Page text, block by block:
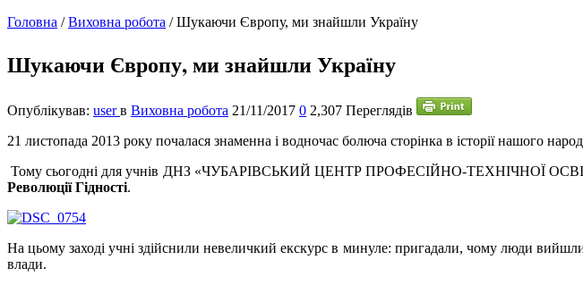
Головна /Виховна робота /Шукаючи Європу, ми знайшли Україну
Шукаючи Європу, ми знайшли Україну
Опублікував: userв Виховна робота 21/11/2017 0 2,307 Переглядів
21 листопада 2013 року почалася знаменна і водночас болюча сторінка в історії нашого
Тому сьогодні для учнів ДНЗ «ЧУБАРІВСЬКИЙ ЦЕНТР ПРОФЕСІЙНО-ТЕХНІЧНОЇ ОСВІТИ»
Революції Гідності.
На цьому заході учні здійснили невеличкий екскурс в минуле: пригадали, чому люди
влади.